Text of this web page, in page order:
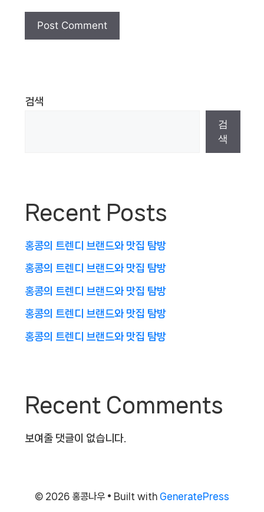
검색
검
색
Recent Posts
홍콩의 트렌디 브랜드와 맛집 탐방
홍콩의 트렌디 브랜드와 맛집 탐방
홍콩의 트렌디 브랜드와 맛집 탐방
홍콩의 트렌디 브랜드와 맛집 탐방
홍콩의 트렌디 브랜드와 맛집 탐방
Recent Comments
보여줄 댓글이 없습니다.
© 2026 홍콩나우 • Built with GeneratePress